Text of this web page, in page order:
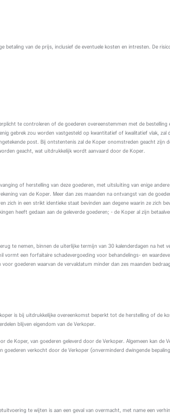
betaling van de prijs, inclusief de eventuele kosten en intresten. De
te controleren of de goederen overeenstemmen met de
gebrek zou worden vastgesteld op kwantitatief of kwalitatief vlak, zal
post. Bij ontstentenis zal de Koper onomstreden geacht zijn
geacht, wat uitdrukkelijk wordt aanvaard door de Koper.
of herstelling van deze goederen, met uitsluiting van enige
van de Koper. Meer dan zes maanden na ontvangst van de
zich in een strikt identieke staat bevinden aan degene waarin ze zich
heeft gedaan aan de geleverde goederen; - de Koper al zijn
te nemen, binnen de uiterlijke termijn van 30 kalenderdagen na het
een forfaitaire schadevergoeding voor behandelings- en
goederen waarvan de vervaldatum minder dan zes maanden
is bij uitdrukkelijke overeenkomst beperkt tot de herstelling of de
blijven eigendom van de Verkoper.
Koper, van goederen geleverd door de Verkoper. Algemeen kan de
verkocht door de Verkoper (onverminderd dwingende
te wijten is aan een geval van overmacht, met name een